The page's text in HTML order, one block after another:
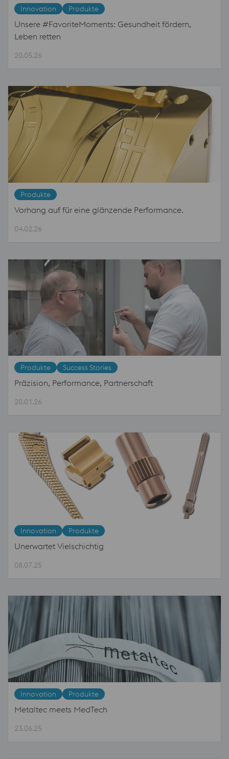
Innovation Produkte
Unsere #FavoriteMoments: Gesundheit fördern,
Leben retten
20.05.26
Produkte
Vorhang auf für eine glänzende Performance.
04.02.26
Produkte Success Stories
Präzision, Performance, Partnerschaft
20.01.26
Innovation Produkte
Unerwartet Vielschichtig
08.07.25
Innovation Produkte
Metaltec meets MedTech
23.06.25